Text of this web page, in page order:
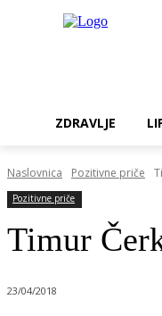
ZDRAVLJE
Naslovnica Pozitivne priče
Pozitivne priče
Timur
23/04/2018